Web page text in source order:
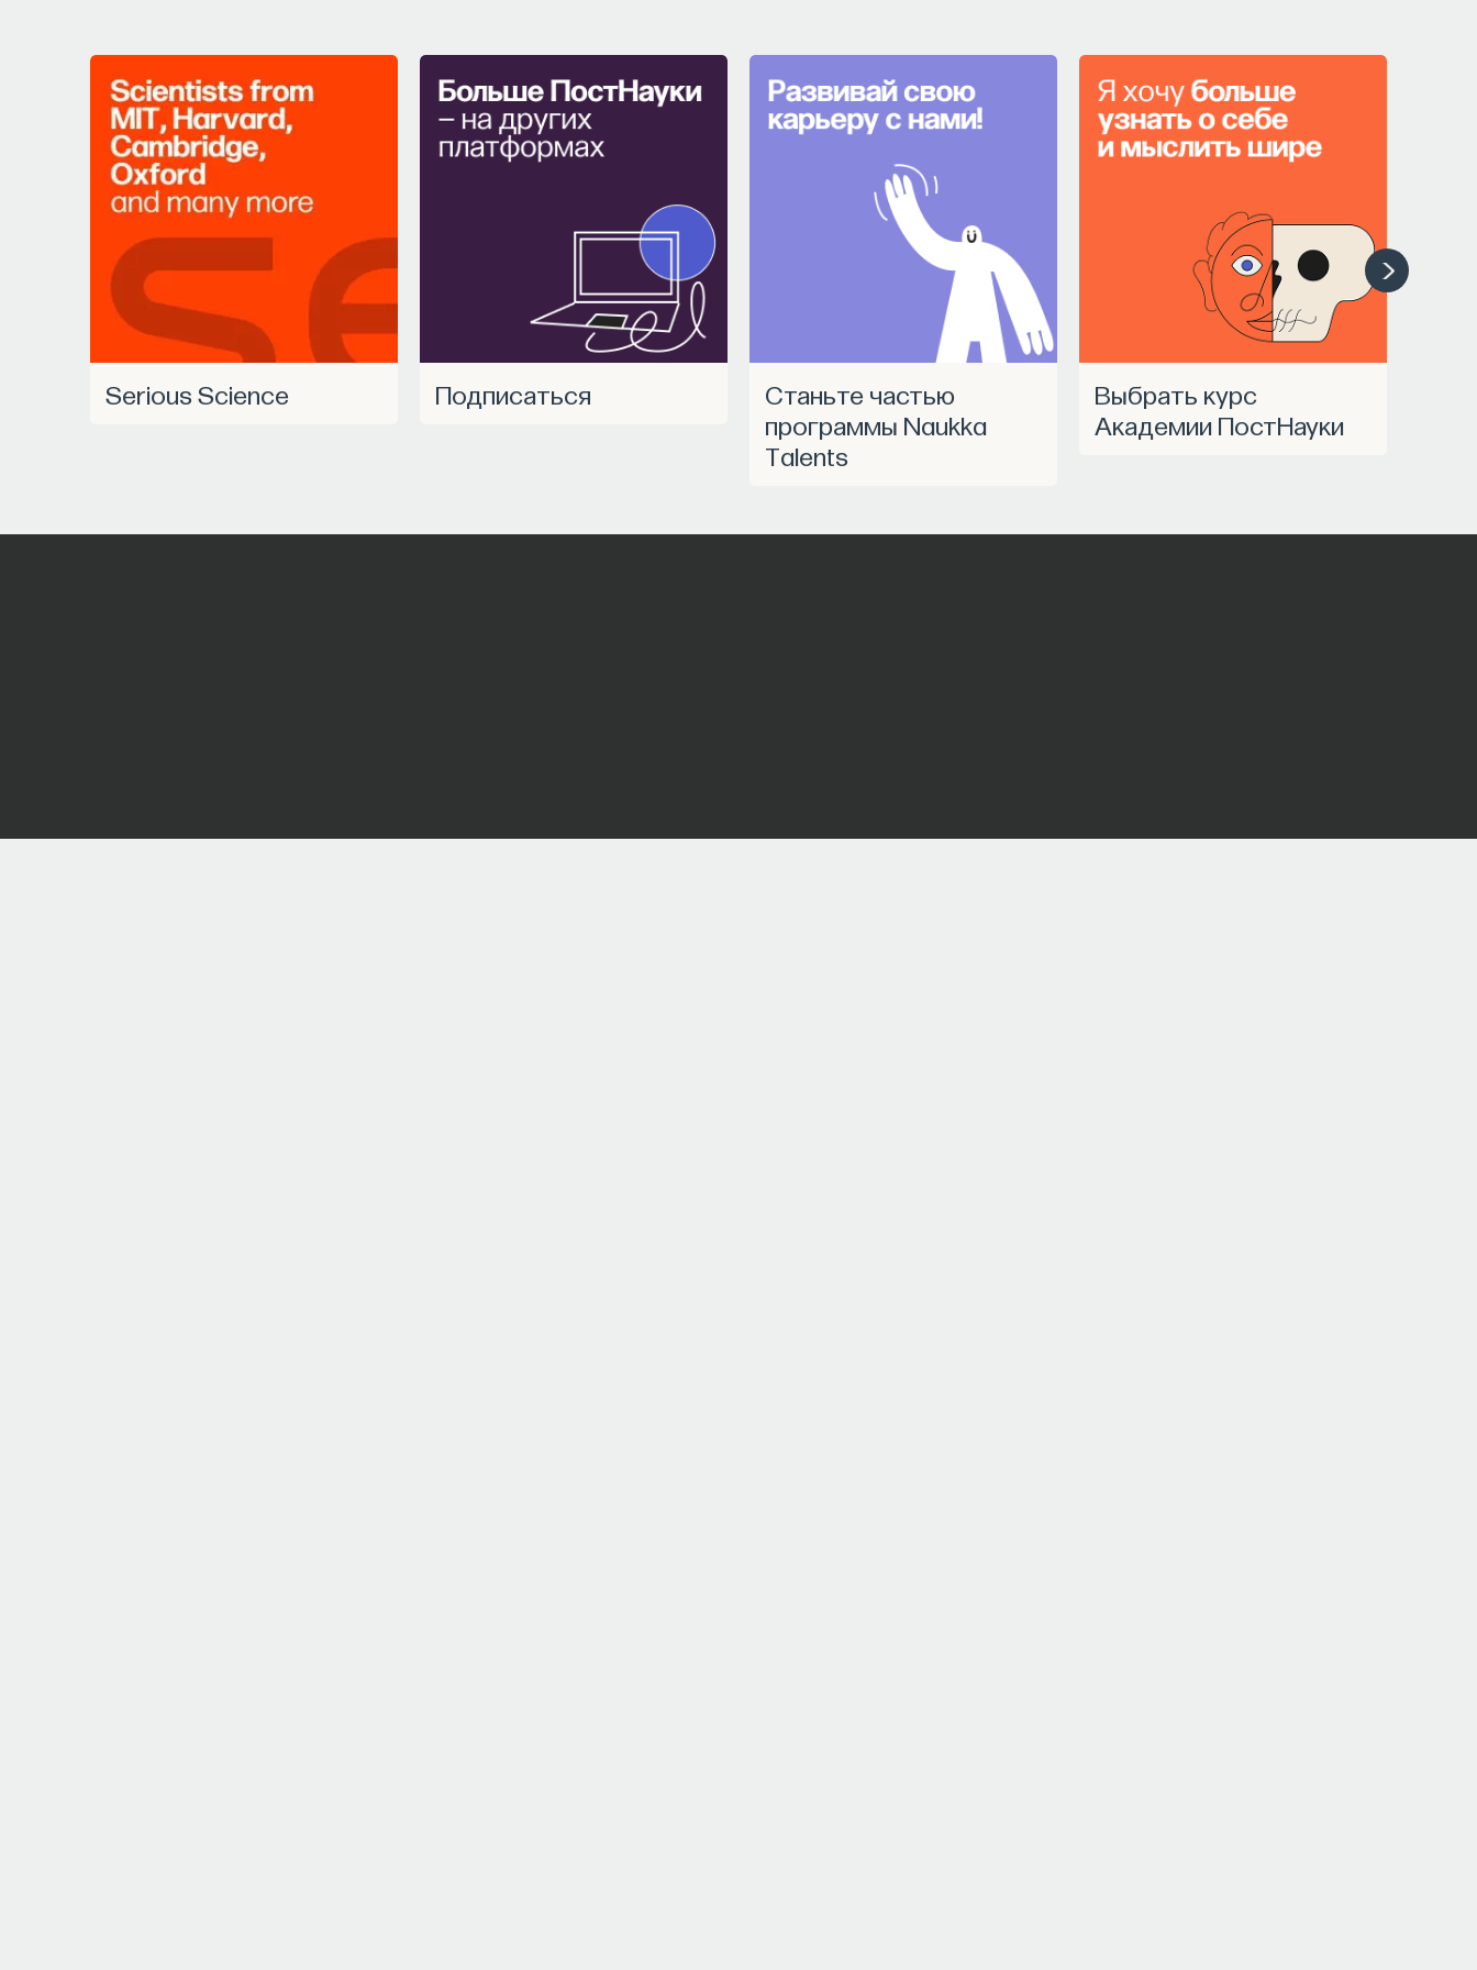
Serious Science Подписаться
Станьте частью
программы Naukka
Talents
Выбрать курс
Академии ПостНауки
МЕДИЦИНА СОН БЕССОННИЦА ЕСТЕСТВЕННЫЕ НАУКИ ЖУРНАЛ
НАУКА СНА